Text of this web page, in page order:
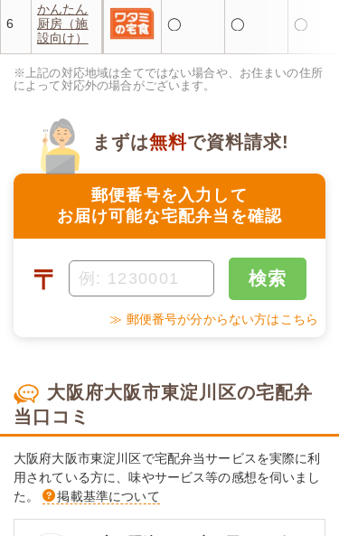
6
かんたん
厨房（施
設向け）
◯ ◯ ◯
※上記の対応地域は全てではない場合や、お住まいの住所
によって対応外の場合がございます。
郵便番号を入力して
お届け可能な宅配弁当を確認
まずは無料で資料請求!
〒 検索
≫ 郵便番号が分からない方はこちら
大阪府大阪市東淀川区の宅配弁
当口コミ
大阪府大阪市東淀川区で宅配弁当サービスを実際に利
用されている方に、味やサービス等の感想を伺いまし
た。
掲載基準について